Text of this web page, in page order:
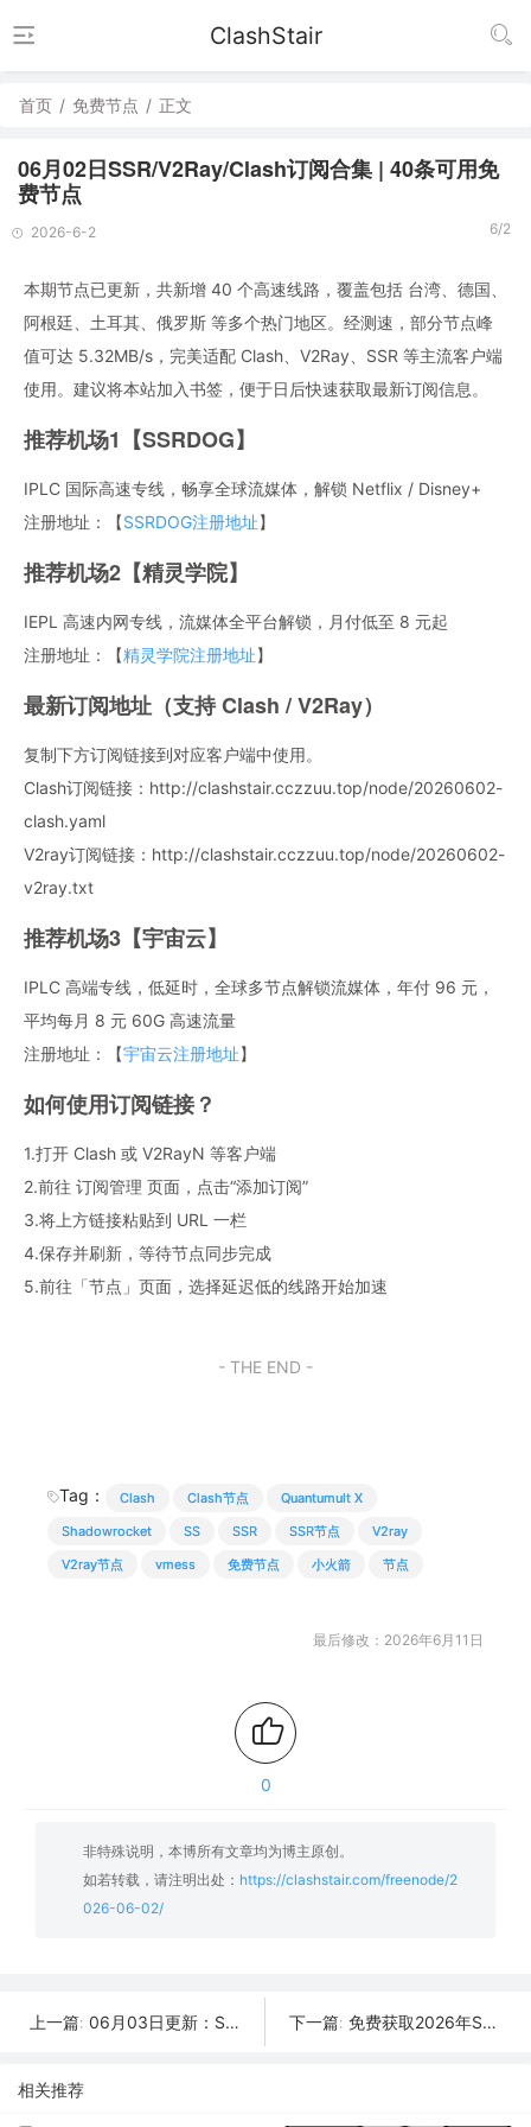
ClashStair
首页 / 免费节点 / 正文
06月02日SSR/V2Ray/Clash订阅合集 | 40条可用免
费节点
2026-6-2 6/2
本期节点已更新，共新增 40 个高速线路，覆盖包括 台湾、德国、
阿根廷、土耳其、俄罗斯 等多个热门地区。经测速，部分节点峰
值可达 5.32MB/s，完美适配 Clash、V2Ray、SSR 等主流客户端
使用。建议将本站加入书签，便于日后快速获取最新订阅信息。
推荐机场1【SSRDOG】
IPLC 国际高速专线，畅享全球流媒体，解锁 Netflix / Disney+
注册地址：【SSRDOG注册地址】
推荐机场2【精灵学院】
IEPL 高速内网专线，流媒体全平台解锁，月付低至 8 元起
注册地址：【精灵学院注册地址】
最新订阅地址（支持 Clash / V2Ray）
复制下方订阅链接到对应客户端中使用。
Clash订阅链接：http://clashstair.cczzuu.top/node/20260602-
clash.yaml
V2ray订阅链接：http://clashstair.cczzuu.top/node/20260602-
v2ray.txt
推荐机场3【宇宙云】
IPLC 高端专线，低延时，全球多节点解锁流媒体，年付 96 元，
平均每月 8 元 60G 高速流量
注册地址：【宇宙云注册地址】
如何使用订阅链接？
1.打开 Clash 或 V2RayN 等客户端
2.前往 订阅管理 页面，点击“添加订阅”
3.将上方链接粘贴到 URL 一栏
4.保存并刷新，等待节点同步完成
5.前往「节点」页面，选择延迟低的线路开始加速
- THE END -
Tag： Clash Clash节点
Quantumult X
Shadowrocket
SS SSR SSR节点
V2ray
V2ray节点
vmess 免费节点 小火箭 节点
最后修改：2026年6月11日
0
非特殊说明，本博所有文章均为博主原创。
如若转载，请注明出处： https://clashstair.com/freenode/2
026-06-02/
上一篇: 06月03日更新：SSR/V2Ray/Clash可用节点32条分享 下一篇: 免费获取2026年SSR/V2Ray/Clash节点 | 06月01日可用
相关推荐